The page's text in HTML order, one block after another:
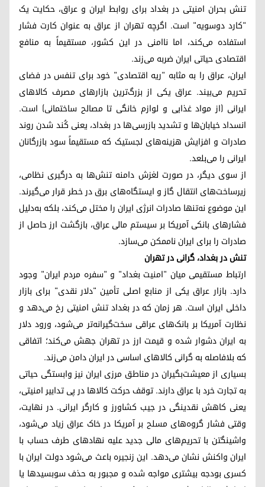
تنش بحران امنیتی در بغداد برای روابط ایران و عراق، حکایت یک
"کارد دوسویه" است. اگرچه تهران از عراق به عنوان کارت فشار
استفاده می‌کند، اما ناامنی در این کشور، مستقیماً به منافع
اقتصادی حیاتی ایران ضربه می‌زند.
ایران، عراق را به مثابه "ریه اقتصادی" خود برای تنفس در فضای
تحریم می‌بیند. عراق یکی از بزرگ‌ترین بازارهای مصرف کالاهای
ایرانی (از مواد غذایی و لوازم خانگی تا مصالح ساختمانی) است.
انسداد خیابان‌ها و تشدید بازرسی‌ها در بغداد، یعنی کُند شدن روند
صادرات و افزایش هزینه‌های لجستیک که مستقیماً سود بازرگانان
ایرانی را می‌بلعد.
از سوی دیگر، در صورت لغزش دامنه‌ تنش‌ها به درگیری نظامی،
زیرساخت‌های انتقال گاز و ایستگاه‌های برق در خطر قرار می‌گیرند.
این موضوع نه‌تنها صادرات انرژی ایران را مختل می‌کند، بلکه به‌دلیل
فشارهای بانکی آمریکا بر سیستم مالی عراق، بازگشت ارز حاصل از
صادرات را برای ایران ناممکن می‌سازد.
تنش در بغداد، گرانی در تهران
ارتباط مستقیمی میان "امنیت بغداد" و "سفره مردم ایران" وجود
دارد. بازار عراق یکی از منابع اصلی تأمین "دلار نقدی" برای بازار
داخلی ایران است. هر زمان که در بغداد تنش امنیتی رخ می‌دهد و
نظارت آمریکا بر بانک‌های عراقی سخت‌گیرانه‌تر می‌شود، ورود دلار
به ایران دشوار شده و قیمت ارز در تهران جهش می‌کند؛ اتفاقی
که بلافاصله به گرانی کالاهای اساسی در ایران دامن می‌زند.
بسیاری از معیشت‌بگیران در مناطق مرزی ایران نیز وابستگی حیاتی
به تجارت خرد با عراق دارند. توقف حرکت کالاها در پی تدابیر امنیتی،
یعنی کاهش نقدینگی در جیب کشاورز و کارگر ایرانی. در نهایت،
وقتی فشار گروه‌های مسلح بر آمریکا در خاک عراق زیاد می‌شود،
واشینگتن با تحریم‌های مالی جدید علیه نهادهای طرف حساب با
ایران واکنش نشان می‌دهد. این زنجیره باعث می‌شود دولت ایران با
کسری بودجه بیشتری مواجه شده و مجبور به حذف سوبسیدها یا